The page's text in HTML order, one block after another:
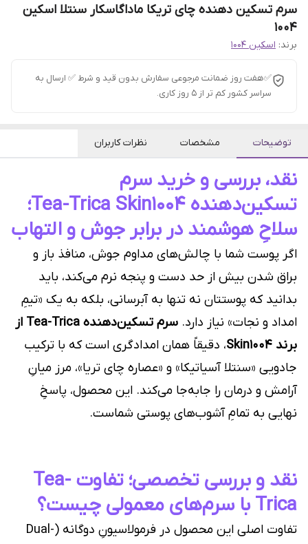
سرم تسکین دهنده چای تریکا ماداگاسکار سنتلا اسکین
۱۰۰۴
برند: اسکین 1004
✅هفت روز ضمانت مرجوعی سفارش بدون قید و شرط ✅ ارسال به
سراسر کشور کم تر از 5 روز کاری.
توضیحات مشخصات نظرات کاربران
نقد، بررسی و خرید سرم
تسکین‌دهنده Tea-Trica Skin1004؛
سلاحِ هوشمند در برابر جوش و التهاب
اگر پوست شما با چالش‌های مداوم جوش، منافذ باز و
براق شدن بیش از حد دست و پنجه نرم می‌کند، باید
بدانید که پوستتان نه تنها به آبرسانی، بلکه به یک «تیمِ
امداد و نجات» نیاز دارد.
سرم تسکین‌دهنده Tea-Trica از
برند Skin1004
، دقیقاً همان امدادگری است که با ترکیب
جادویی «سنتلا آسیاتیکا» و «عصاره چای تریا»، مرز میانِ
آرامش و درمان را جابه‌جا می‌کند. این محصول، پاسخِ
نهایی به تمامِ آشوب‌های پوستی شماست.
نقد و بررسی تخصصی؛ تفاوت Tea-
Trica با سرم‌های معمولی چیست؟
تفاوت اصلی این محصول در فرمولاسیونِ دوگانه (Dual-